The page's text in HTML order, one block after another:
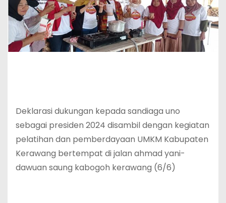
Deklarasi dukungan kepada sandiaga uno
sebagai presiden 2024 disambil dengan kegiatan
pelatihan dan pemberdayaan UMKM Kabupaten
Kerawang bertempat di jalan ahmad yani-
dawuan saung kabogoh kerawang (6/6)